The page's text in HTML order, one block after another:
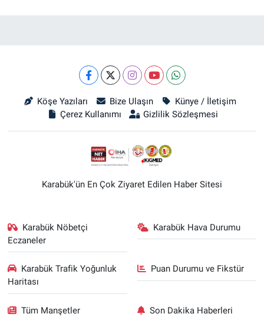
Köşe Yazıları Bize Ulaşın
Künye / İletişim
Çerez Kullanımı
Gizlilik Sözleşmesi
Karabük'ün En Çok Ziyaret Edilen Haber Sitesi
Karabük Nöbetçi
Eczaneler
Karabük Hava Durumu
Karabük Trafik Yoğunluk
Haritası
Puan Durumu ve Fikstür
Tüm Manşetler Son Dakika Haberleri